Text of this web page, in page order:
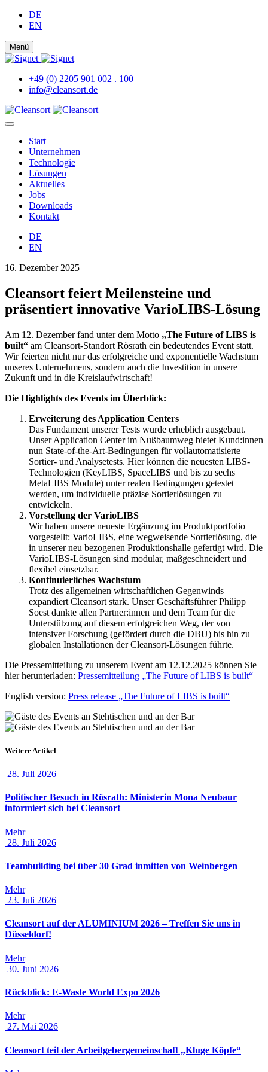
DE
EN
Menü
+49 (0) 2205 901 002 . 100
info@cleansort.de
Start
Unternehmen
Technologie
Lösungen
Aktuelles
Jobs
Downloads
Kontakt
DE
EN
16. Dezember 2025
Cleansort feiert Meilensteine und
präsentiert innovative VarioLIBS-Lösung
Am 12. Dezember fand unter dem Motto „The Future of LIBS is
built“ am Cleansort-Standort Rösrath ein bedeutendes Event statt.
Wir feierten nicht nur das erfolgreiche und exponentielle Wachstum
unseres Unternehmens, sondern auch die Investition in unsere
Zukunft und in die Kreislaufwirtschaft!
Die Highlights des Events im Überblick:
Erweiterung des Application Centers
Das Fundament unserer Tests wurde erheblich ausgebaut.
Unser Application Center im Nußbaumweg bietet Kund:innen
nun State-of-the-Art-Bedingungen für vollautomatisierte
Sortier- und Analysetests. Hier können die neuesten LIBS-
Technologien (KeyLIBS, SpaceLIBS und bis zu sechs
MetaLIBS Module) unter realen Bedingungen getestet
werden, um individuelle präzise Sortierlösungen zu
entwickeln.
Vorstellung der VarioLIBS
Wir haben unsere neueste Ergänzung im Produktportfolio
vorgestellt: VarioLIBS, eine wegweisende Sortierlösung, die
in unserer neu bezogenen Produktionshalle gefertigt wird. Die
VarioLIBS-Lösungen sind modular, maßgeschneidert und
flexibel einsetzbar.
Kontinuierliches Wachstum
Trotz des allgemeinen wirtschaftlichen Gegenwinds
expandiert Cleansort stark. Unser Geschäftsführer Philipp
Soest dankte allen Partner:innen und dem Team für die
Unterstützung auf diesem erfolgreichen Weg, der von
intensiver Forschung (gefördert durch die DBU) bis hin zu
globalen Installationen der Cleansort-Lösungen führte.
Die Pressemitteilung zu unserem Event am 12.12.2025 können Sie
hier herunterladen: Pressemitteilung „The Future of LIBS is built“
English version: Press release „The Future of LIBS is built“
Weitere Artikel
28. Juli 2026
Politischer Besuch in Rösrath: Ministerin Mona Neubaur
informiert sich bei Cleansort
Mehr
28. Juli 2026
Teambuilding bei über 30 Grad inmitten von Weinbergen
Mehr
23. Juli 2026
Cleansort auf der ALUMINIUM 2026 – Treffen Sie uns in
Düsseldorf!
Mehr
30. Juni 2026
Rückblick: E-Waste World Expo 2026
Mehr
27. Mai 2026
Cleansort teil der Arbeitgebergemeinschaft „Kluge Köpfe“